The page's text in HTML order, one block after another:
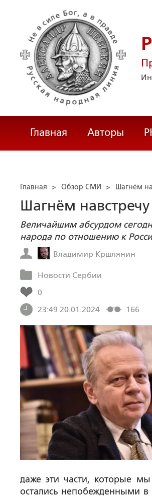
Главная Авторы
Главная > Обзор СМИ > Шагнём
Шагнём
Величайшим абсурдом
народа по отношению к
Владимир Кршлянин
Новости Сербии
0
23:49 20.01.2024
166
даже эти части, которые
остались непобежденными